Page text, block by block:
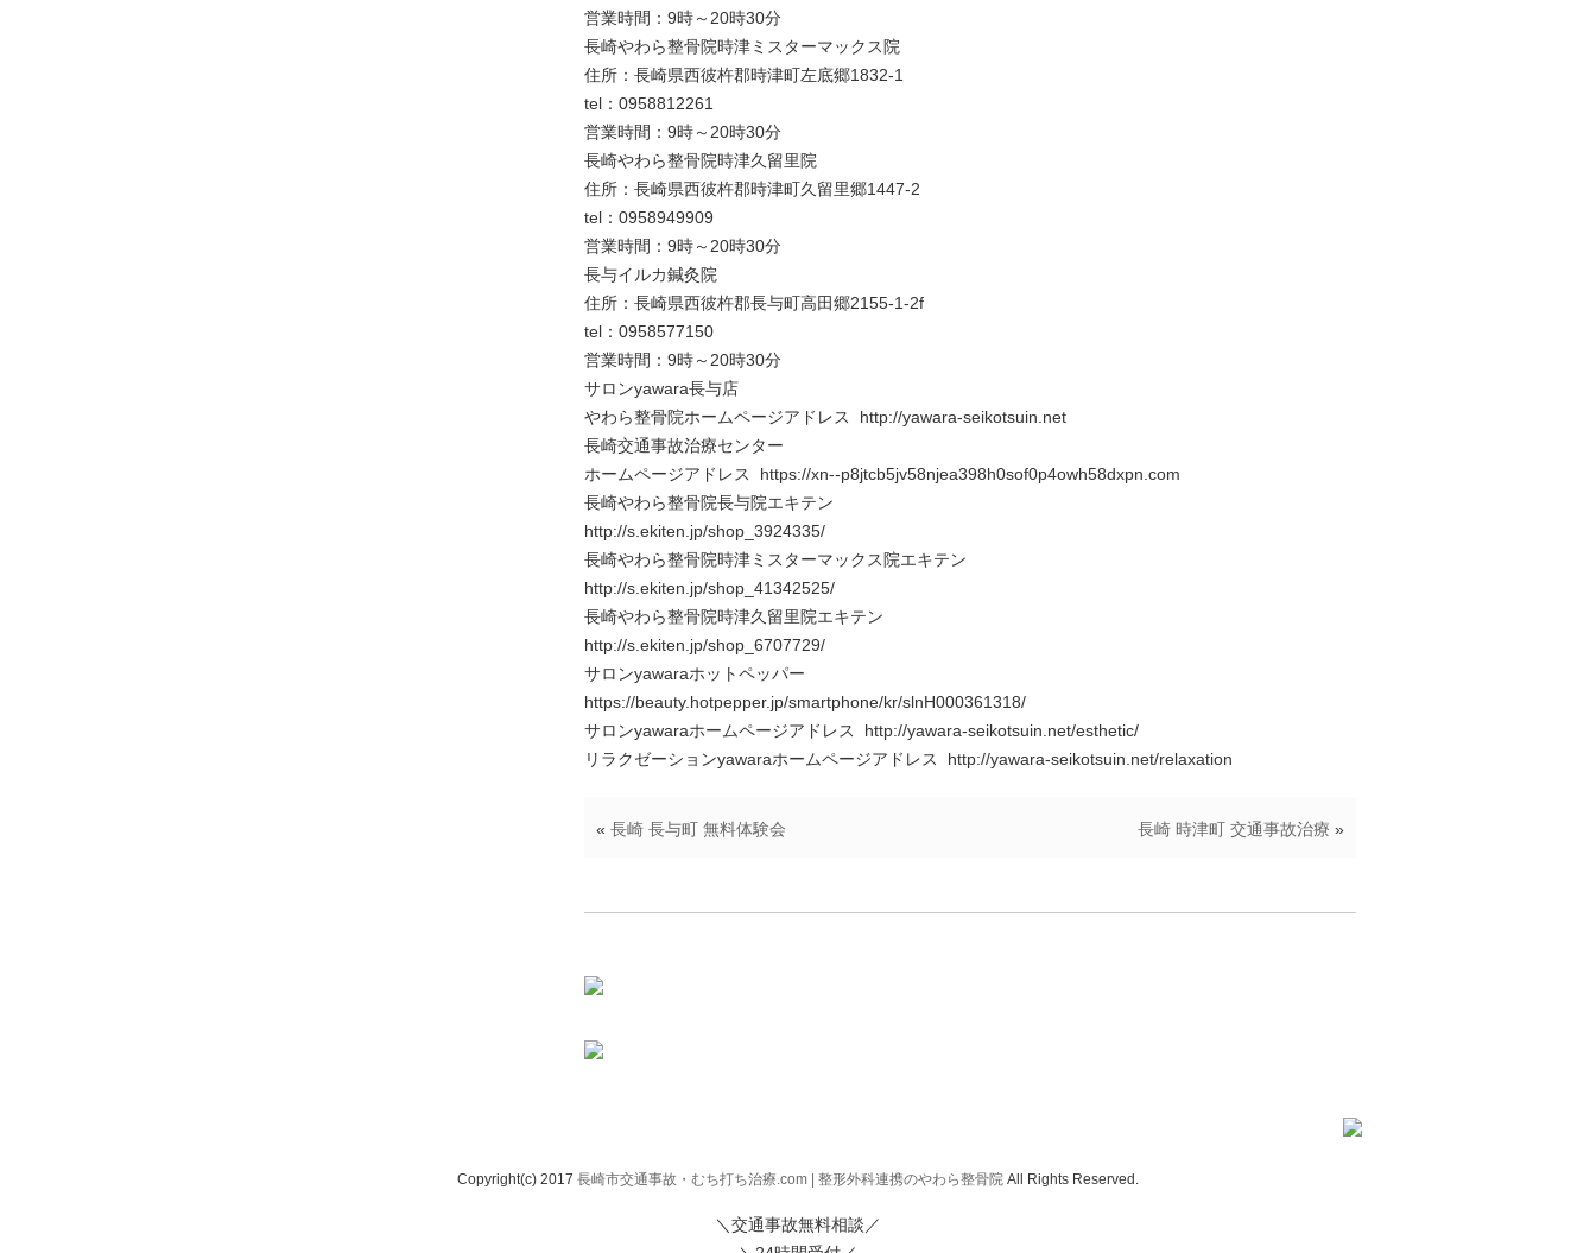
営業時間：9時～20時30分
長崎やわら整骨院時津ミスターマックス院
住所：長崎県西彼杵郡時津町左底郷1832-1
tel：0958812261
営業時間：9時～20時30分
長崎やわら整骨院時津久留里院
住所：長崎県西彼杵郡時津町久留里郷1447-2
tel：0958949909
営業時間：9時～20時30分
長与イルカ鍼灸院
住所：長崎県西彼杵郡長与町高田郷2155-1-2f
tel：0958577150
営業時間：9時～20時30分
サロンyawara長与店
やわら整骨院ホームページアドレス http://yawara-seikotsuin.net
長崎交通事故治療センター
ホームページアドレス https://xn--p8jtcb5jv58njea398h0sof0p4owh58dxpn.com
長崎やわら整骨院長与院エキテン
http://s.ekiten.jp/shop_3924335/
長崎やわら整骨院時津ミスターマックス院エキテン
http://s.ekiten.jp/shop_41342525/
長崎やわら整骨院時津久留里院エキテン
http://s.ekiten.jp/shop_6707729/
サロンyawaraホットペッパー
https://beauty.hotpepper.jp/smartphone/kr/slnH000361318/
サロンyawaraホームページアドレス http://yawara-seikotsuin.net/esthetic/
リラクゼーションyawaraホームページアドレス http://yawara-seikotsuin.net/relaxation
長崎 時津町 交通事故治療 »
« 長崎 長与町 無料体験会
Copyright(c) 2017 長崎市交通事故・むち打ち治療.com | 整形外科連携のやわら整骨院 All Rights Reserved.
＼交通事故無料相談／